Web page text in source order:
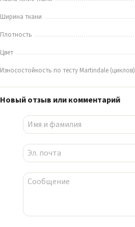
Ширина ткани
Плотность
Цвет
Износостойкость по тесту Martindale (циклов)
Новый отзыв или комментарий